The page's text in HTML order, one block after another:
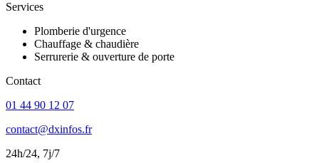
Services
Plomberie d'urgence
Chauffage & chaudière
Serrurerie & ouverture de porte
Contact
01 44 90 12 07
contact@dxinfos.fr
24h/24, 7j/7